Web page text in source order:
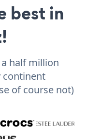
best in
a half million
continent
of course not)